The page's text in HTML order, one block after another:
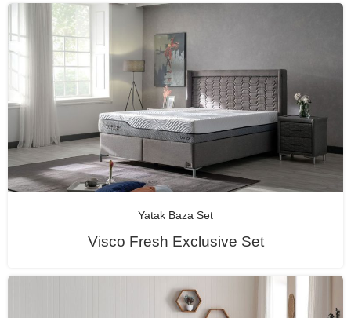
Yatak Baza Set
Visco Fresh Exclusive Set